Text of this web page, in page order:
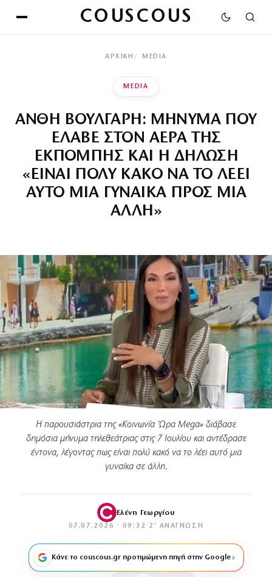
COUSCOUS
ΑΡΧΙΚΉ MEDIA
MEDIA
ΑΝΘΗ ΒΟΥΛΓΑΡΗ: ΜΗΝΥΜΑ ΠΟΥ
ΕΛΑΒΕ ΣΤΟΝ ΑΕΡΑ ΤΗΣ
ΕΚΠΟΜΠΗΣ ΚΑΙ Η ΔΗΛΩΣΗ
«ΕΙΝΑΙ ΠΟΛΥ ΚΑΚΟ ΝΑ ΤΟ ΛΕΕΙ
ΑΥΤΟ ΜΙΑ ΓΥΝΑΙΚΑ ΠΡΟΣ ΜΙΑ
ΑΛΛΗ»
Η παρουσιάστρια της «Κοινωνία Ώρα Mega» διάβασε
δημόσια μήνυμα τηλεθεάτριας στις 7 Ιουλίου και αντέδρασε
έντονα, λέγοντας πως είναι πολύ κακό να το λέει αυτό μια
γυναίκα σε άλλη.
Ελένη Γεωργίου
07.07.2026 · 09:32 · 2′ ΑΝΆΓΝΩΣΗ
Κάνε το couscous.gr προτιμώμενη πηγή στην Google